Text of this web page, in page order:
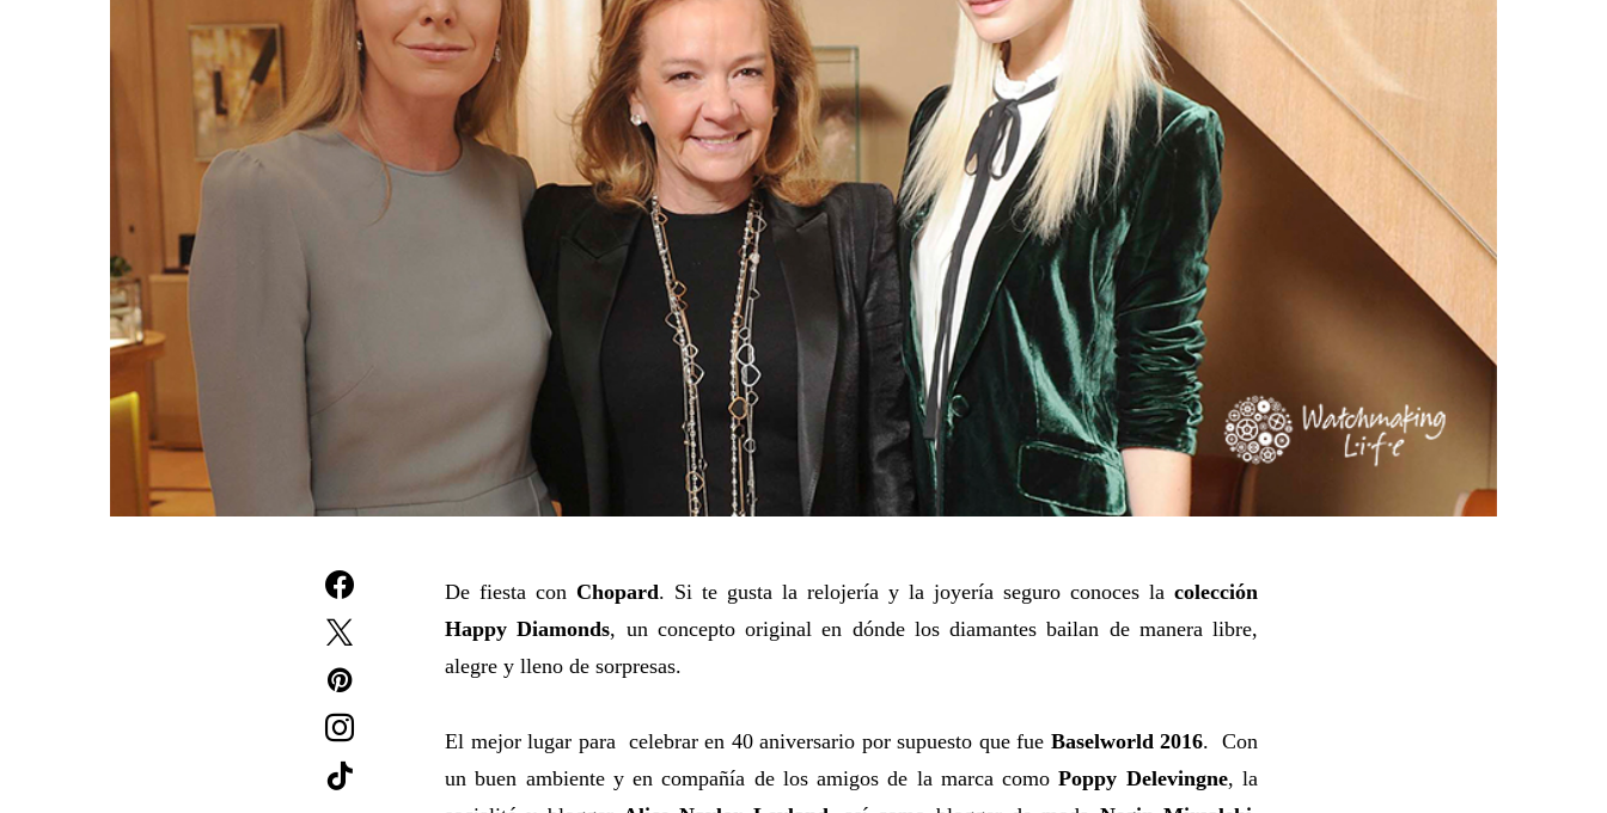
De fiesta con Chopard. Si te gusta la relojería y la joyería seguro conoces la colección
Happy Diamonds, un concepto original en dónde los diamantes bailan de manera libre,
alegre y lleno de sorpresas.
El mejor lugar para celebrar en 40 aniversario por supuesto que fue Baselworld 2016. Con
un buen ambiente y en compañía de los amigos de la marca comoPoppy Delevingne, la